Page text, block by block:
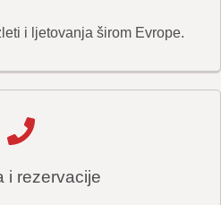
i ljetovanja širom Evrope.
i rezervacije